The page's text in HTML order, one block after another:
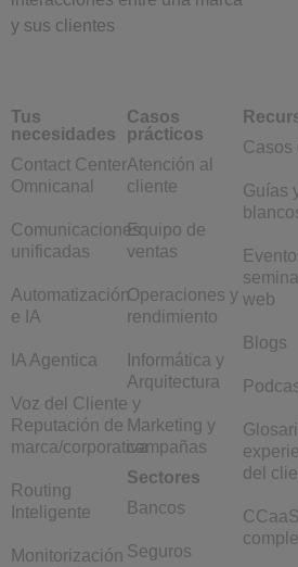
y sus clientes
Tus
necesidades
Contact Center
Omnicanal
Comunicaciones
unificadas
Automatización
e IA
IA Agentica
Voz del Cliente y
Reputación de
marca/corporativa
Routing
Inteligente
Monitorización
Casos
prácticos
Atención al
cliente
Equipo de
ventas
Operaciones y
rendimiento
Informática y
Arquitectura
Marketing y
campañas
Sectores
Bancos
Seguros
Casos
Guías
web
Blogs
del